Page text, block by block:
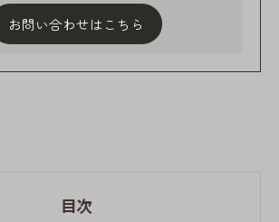
お問い合わせはこちら
目次